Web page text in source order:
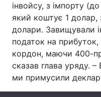
Інтерв'ю
Архів
Контакти
Послуги
інвойсу, з імпорту
який коштує 1
долари. Завищували
податок на прибуток,
кордон, маючи 400-
сказав глава уряду.
ми примусили